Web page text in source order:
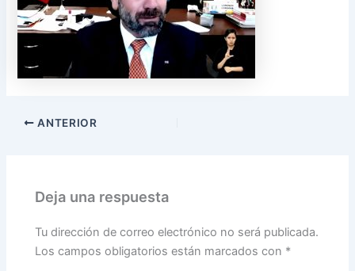
ANTERIOR
Deja una respuesta
Tu dirección de correo electrónico no será publicada.
Los campos obligatorios están marcados con *